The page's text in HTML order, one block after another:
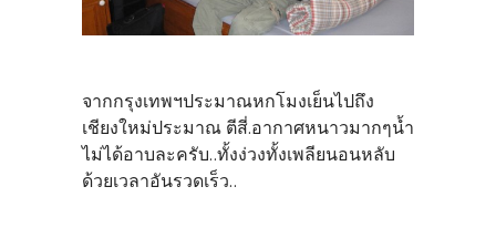
จากกรุงเทพฯประมาณหกโมงเย็นไปถึง
เชียงใหม่ประมาณ ตีสี่.อากาศหนาวมากๆน้ำ
ไม่ได้อาบละครับ..ทั้งง่วงทั้งเพลียนอนหลับ
ด้วยเวลาอันรวดเร็ว..